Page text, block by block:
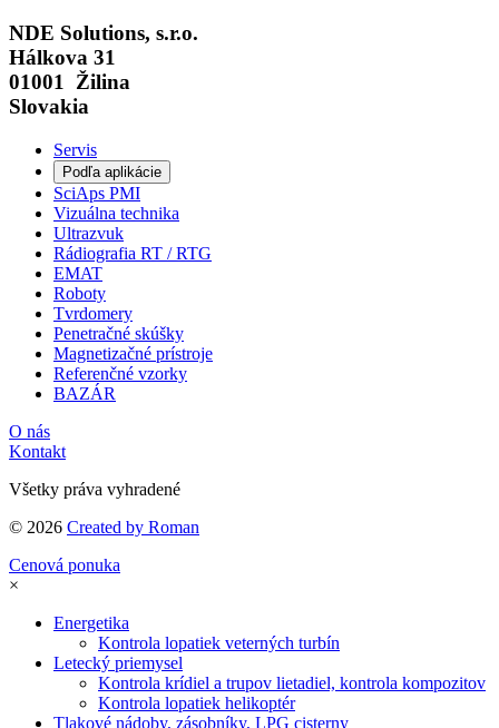
NDE Solutions, s.r.o.
Hálkova 31
01001 Žilina
Slovakia
Servis
Podľa aplikácie
SciAps PMI
Vizuálna technika
Ultrazvuk
Rádiografia RT / RTG
EMAT
Roboty
Tvrdomery
Penetračné skúšky
Magnetizačné prístroje
Referenčné vzorky
BAZÁR
O nás
Kontakt
Všetky práva vyhradené
© 2026 Created by Roman
Cenová ponuka
×
Energetika
Kontrola lopatiek veterných turbín
Letecký priemysel
Kontrola krídiel a trupov lietadiel, kontrola kompozitov
Kontrola lopatiek helikoptér
Tlakové nádoby, zásobníky, LPG cisterny